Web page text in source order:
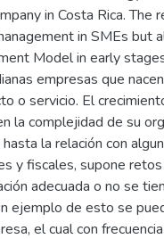
in Costa Rica. The
in SMEs but
Model in early
empresas que
o servicio. El
la complejidad de su
la relación con
y fiscales, supone
adecuada o no se
ejemplo de esto se
el cual con